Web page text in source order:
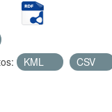
KML CSV